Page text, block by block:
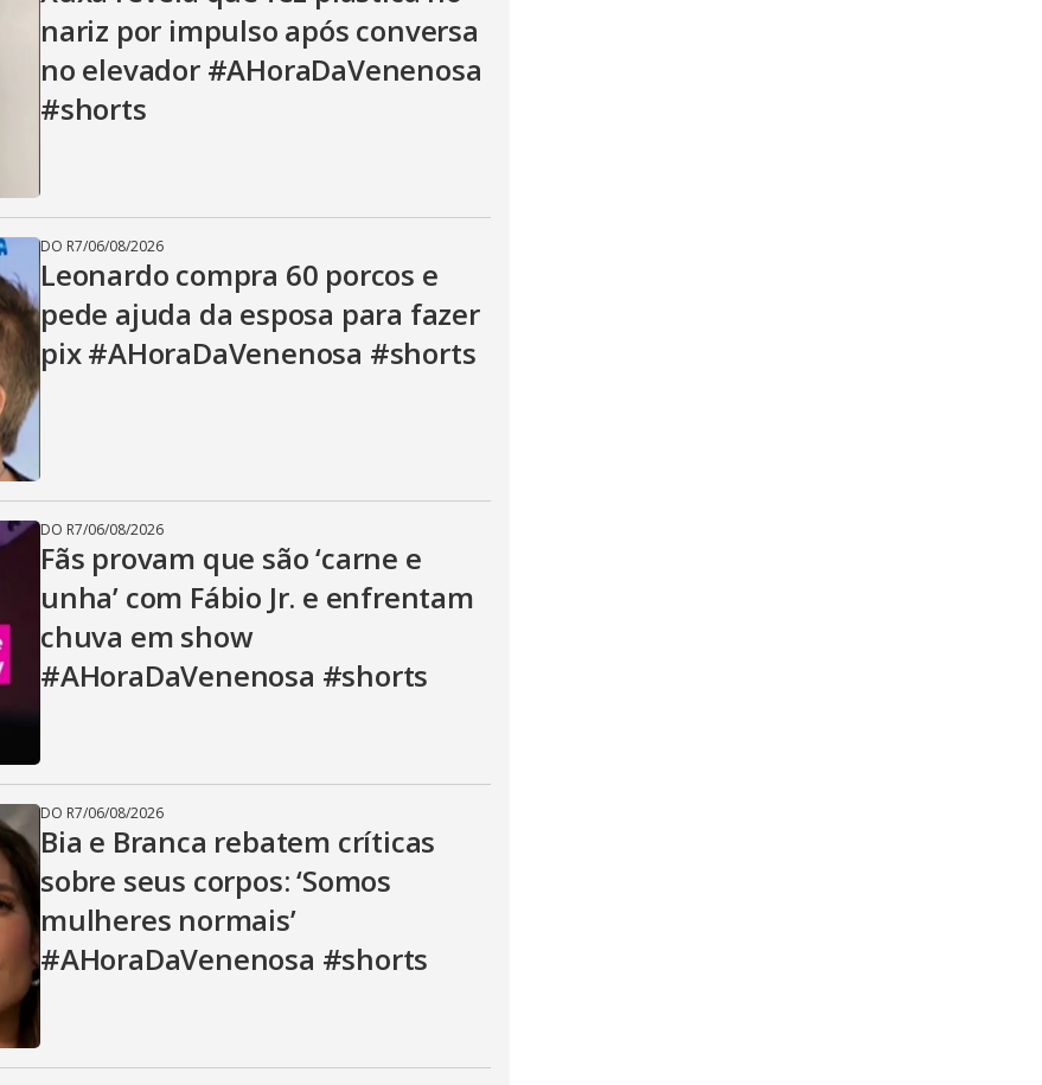
d
e
o
nariz por impulso após conversa
no elevador #AHoraDaVenenosa
#shorts
DO R7/06/08/2026
Leonardo compra 60 porcos e
pede ajuda da esposa para fazer
pix #AHoraDaVenenosa #shorts
DO R7/06/08/2026
Fãs provam que são ‘carne e
unha’ com Fábio Jr. e enfrentam
chuva em show
#AHoraDaVenenosa #shorts
DO R7/06/08/2026
Bia e Branca rebatem críticas
sobre seus corpos: ‘Somos
mulheres normais’
#AHoraDaVenenosa #shorts